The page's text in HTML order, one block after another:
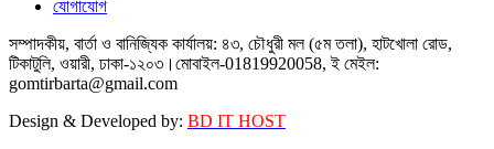
যোগাযোগ
সম্পাদকীয়, বার্তা ও বানিজ্যিক কার্যালয়: ৪৩, চৌধুরী মল (৫ম তলা), হাটখোলা রোড,
টিকাটুলি, ওয়ারী, ঢাকা-১২০৩।মোবাইল-01819920058, ই মেইল:
gomtirbarta@gmail.com
Design & Developed by: BD IT HOST